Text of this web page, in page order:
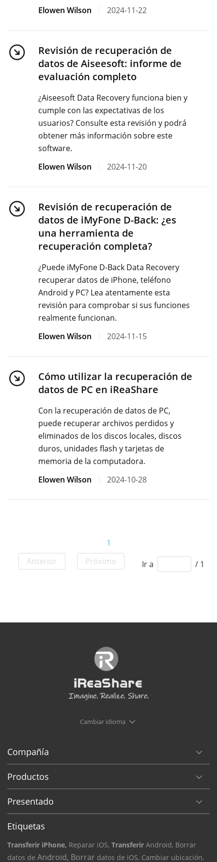
Elowen Wilson
2024-11-22
Revisión de recuperación de
datos de Aiseesoft: informe de
evaluación completo
¿Aiseesoft Data Recovery funciona bien y
cumple con las expectativas de los
usuarios? Consulte esta revisión y podrá
obtener más información sobre este
software.
Elowen Wilson
2024-11-20
Revisión de recuperación de
datos de iMyFone D-Back: ¿es
una herramienta de
recuperación completa?
¿Puede iMyFone D-Back Data Recovery
recuperar datos de iPhone, teléfono
Android y PC? Lea atentamente esta
revisión para comprobar si sus funciones
realmente funcionan.
Elowen Wilson
2024-11-15
Cómo utilizar la recuperación de
datos de PC en iReaShare
Con la recuperación de datos de PC,
puede recuperar archivos perdidos y
eliminados de los discos locales, discos
duros, unidades flash y tarjetas de
memoria de la computadora.
Elowen Wilson
2024-10-28
Anterior
1
Próximo
Ir a / 1
Cambiar idioma
Compañía
Productos
Presentado
Etiquetas
Transferir iPhone, Reparar iOS, Transferir Android, Borrar
datos de Android, Borrar datos de iOS, Cambiar ubicación,